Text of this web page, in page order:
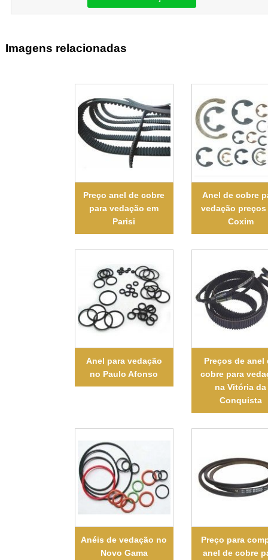
Imagens relacionadas
Preço anel de cobre
para vedação em
Parisi
Anel de cobre
vedação preços
Coxim
Anel para vedação
no Paulo Afonso
Preços de anel
cobre para
na Vitória da
Conquista
Anéis de vedação no
Novo Gama
Preço para
anel de cobre